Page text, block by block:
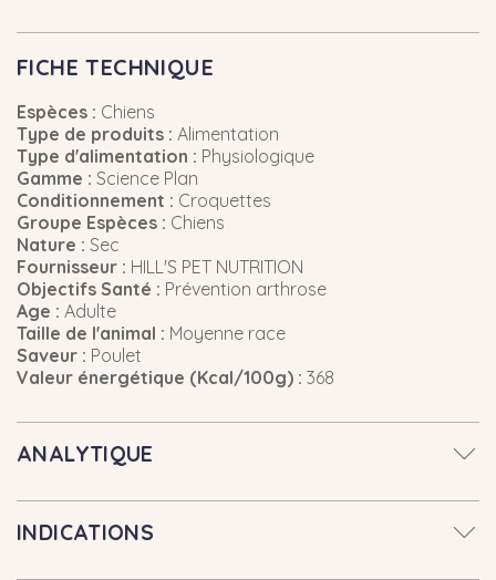
FICHE TECHNIQUE
Espèces : Chiens
Type de produits : Alimentation
Type d'alimentation : Physiologique
Gamme : Science Plan
Conditionnement : Croquettes
Groupe Espèces : Chiens
Nature : Sec
Fournisseur : HILL'S PET NUTRITION
Objectifs Santé : Prévention arthrose
Age : Adulte
Taille de l'animal : Moyenne race
Saveur : Poulet
Valeur énergétique (Kcal/100g) : 368
ANALYTIQUE
INDICATIONS